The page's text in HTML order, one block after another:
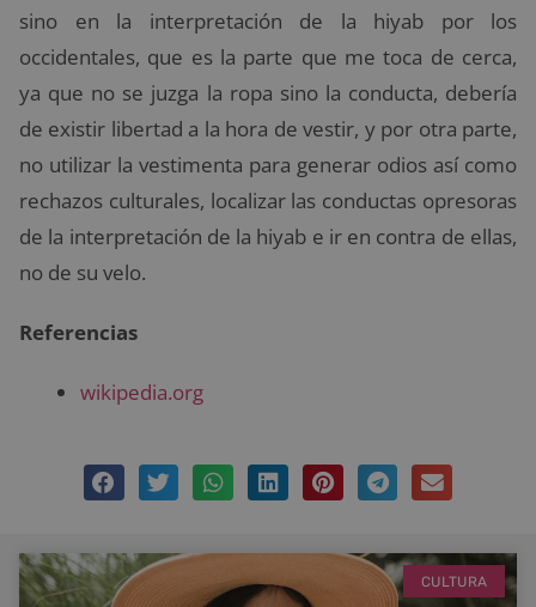
sino en la interpretación de la hiyab por los
occidentales, que es la parte que me toca de cerca,
ya que no se juzga la ropa sino la conducta, debería
de existir libertad a la hora de vestir, y por otra parte,
no utilizar la vestimenta para generar odios así como
rechazos culturales, localizar las conductas opresoras
de la interpretación de la hiyab e ir en contra de ellas,
no de su velo.
Referencias
wikipedia.org
CULTURA